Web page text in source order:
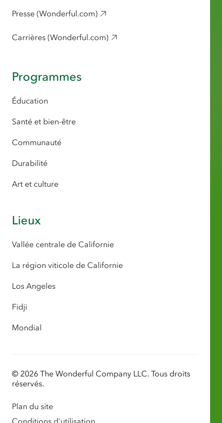
Presse (Wonderful.com)
Carrières (Wonderful.com)
Programmes
Éducation
Santé et bien-être
Communauté
Durabilité
Art et culture
Lieux
Vallée centrale de Californie
La région viticole de Californie
Los Angeles
Fidji
Mondial
© 2026 The Wonderful Company LLC. Tous droits
réservés.
Plan du site
Conditions d'utilisation